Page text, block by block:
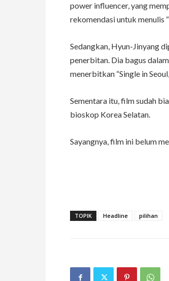
power influencer, yang
rekomendasi untuk menulis
Sedangkan, Hyun-Jinyang
penerbitan. Dia bagus
menerbitkan “Single in
Sementara itu, film sudah
bioskop Korea Selatan.
Sayangnya, film ini belum
TOPIK Headline pilihan